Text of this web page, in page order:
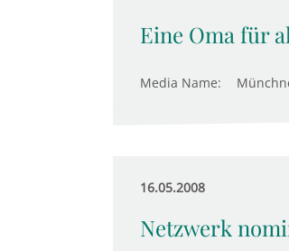
Eine Oma für
Media Name:
16.05.2008
Netzwerk